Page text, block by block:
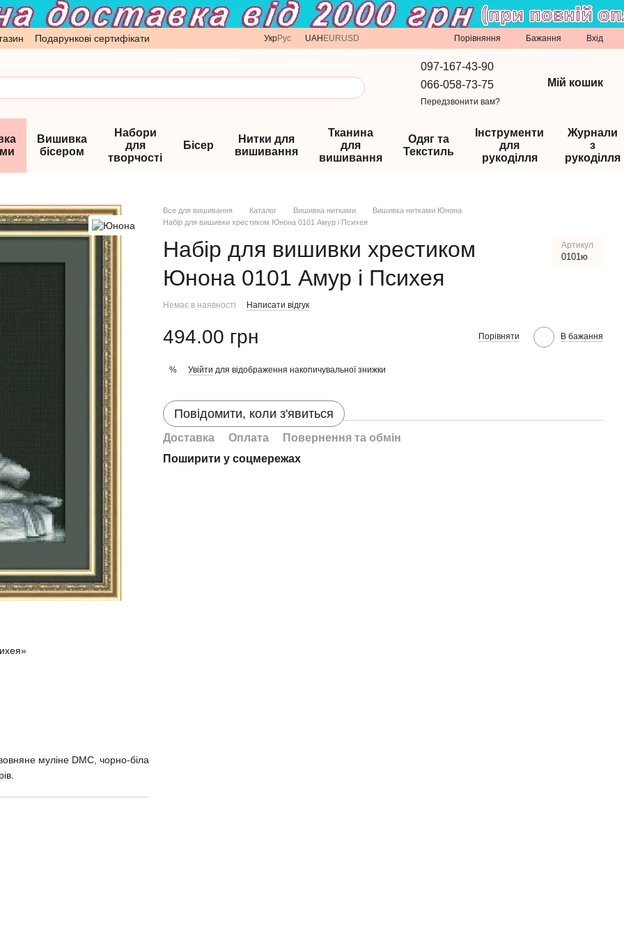
Подарункові сертифікати УкрРус UAH EURUSD Порівняння Бажання Вхід
097-167-43-90
066-058-73-75
Передзвонити вам?
Мій кошик
Вишивка
бісером
Набори
для
творчості
Бісер
Нитки для
вишивання
Тканина
для
вишивання
Одяг та
Текстиль
Інструменти
для
рукоділля
Журнали
з
рукоділля
муліне DMC, чорно-біла
Все для вишивання Каталог Вишивка нитками
Вишивка нитками Юнона
Набір для вишивки хрестиком Юнона 0101 Амур і Психея
Набір для вишивки хрестиком
Юнона 0101 Амур і Психея
Артикул
0101ю
Немає в наявності Написати відгук
494.00 грн Порівняти В бажання
% Увійти для відображення накопичувальної знижки
Повідомити, коли з'явиться
Доставка Оплата
Повернення та обмін
Поширити у соцмережах